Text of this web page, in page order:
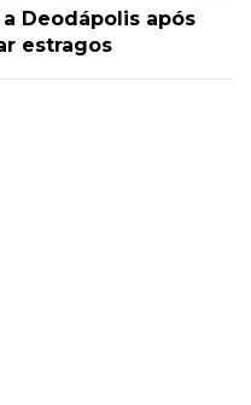
Deodápolis após
estragos